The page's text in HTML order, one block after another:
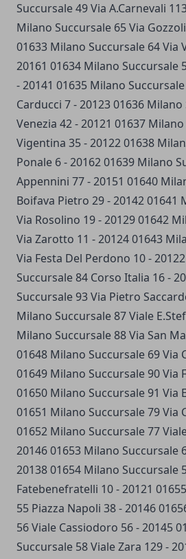
Succursale 49 Via A.Carnevali
Milano Succursale 65 Via
01633 Milano Succursale 64 Via
20161 01634 Milano Succursale
- 20141 01635 Milano
Carducci 7 - 20123 01636
Venezia 42 - 20121 01637
Vigentina 35 - 20122 01638
Ponale 6 - 20162 01639 Milano
Appennini 77 - 20151 01640
Boifava Pietro 29 - 20142 01641
Via Rosolino 19 - 20129 01642
Via Zarotto 11 - 20124 01643
Via Festa Del Perdono 10 -
Succursale 84 Corso Italia 16 -
Succursale 93 Via Pietro
Milano Succursale 87 Viale
Milano Succursale 88 Via San
01648 Milano Succursale 69 Via
01649 Milano Succursale 90 Via
01650 Milano Succursale 91 Via
01651 Milano Succursale 79 Via
01652 Milano Succursale 77
20146 01653 Milano Succursale
20138 01654 Milano Succursale
Fatebenefratelli 10 - 20121
55 Piazza Napoli 38 - 20146
56 Viale Cassiodoro 56 - 20145
Succursale 58 Viale Zara 129 -